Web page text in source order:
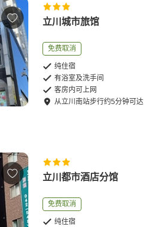
立川城市旅馆
免费取消
纯住宿
有浴室及洗手间
客房内可上网
从立川南站步行约5分钟可达
立川都市酒店分馆
免费取消
纯住宿